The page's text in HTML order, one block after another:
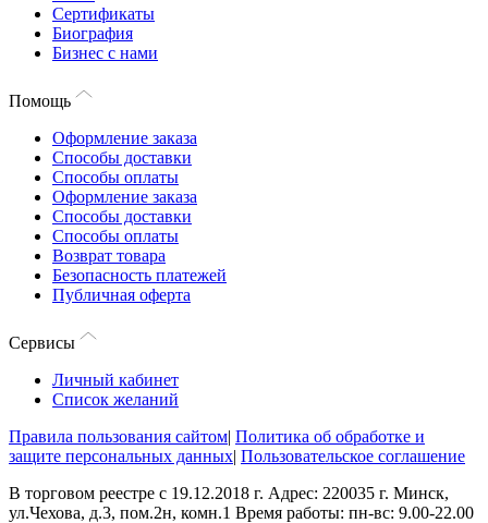
Сертификаты
Биография
Бизнес с нами
Помощь
Оформление заказа
Способы доставки
Способы оплаты
Оформление заказа
Способы доставки
Способы оплаты
Возврат товара
Безопасность платежей
Публичная оферта
Сервисы
Личный кабинет
Список желаний
Правила пользования сайтом| Политика об обработке и
защите персональных данных| Пользовательское соглашение
В торговом реестре с 19.12.2018 г. Адрес: 220035 г. Минск,
ул.Чехова, д.3, пом.2н, комн.1 Время работы: пн-вс: 9.00-22.00